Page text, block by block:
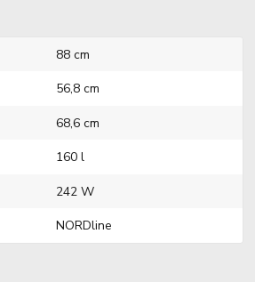
88 cm
56,8 cm
68,6 cm
160 l
242 W
NORDline